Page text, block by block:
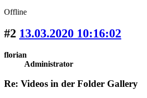
Offline
#2 13.03.2020 10:16:02
florian
Administrator
Re: Videos in der Folder Gallery